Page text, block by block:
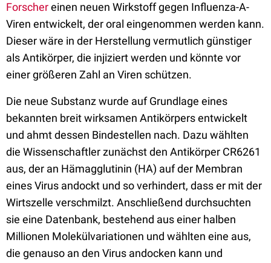
Forschereinen neuen Wirkstoff gegen Influenza-A-
Viren entwickelt, der oral eingenommen werden kann.
Dieser wäre in der Herstellung vermutlich günstiger
als Antikörper, die injiziert werden und könnte vor
einer größeren Zahl an Viren schützen.
Die neue Substanz wurde auf Grundlage eines
bekannten breit wirksamen Antikörpers entwickelt
und ahmt dessen Bindestellen nach. Dazu wählten
die Wissenschaftler zunächst den Antikörper CR6261
aus, der an Hämagglutinin (HA) auf der Membran
eines Virus andockt und so verhindert, dass er mit der
Wirtszelle verschmilzt. Anschließend durchsuchten
sie eine Datenbank, bestehend aus einer halben
Millionen Molekülvariationen und wählten eine aus,
die genauso an den Virus andocken kann und